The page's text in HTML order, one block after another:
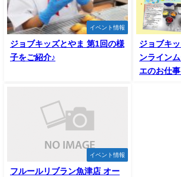
イベント情報
ジョブキッズとやま 第1回の様
子をご紹介♪
ジョブキ
ンライン
エのお仕
イベント情報
フルールリブラン魚津店 オー